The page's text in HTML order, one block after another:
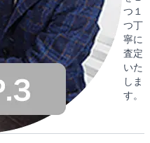
つ１
つ丁
寧に
査定
いた
しま
す。